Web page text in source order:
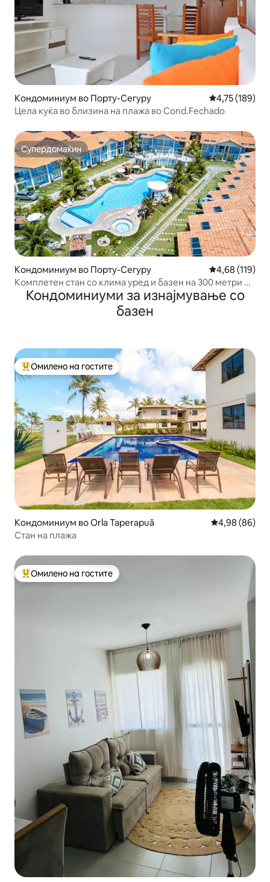
Кондоминиум во Порту-Сегуру Просечна
4,75 (189)
Цела куќа во близина на плажа во Cond.Fechado
Супердомаќин
Супердомаќин
Кондоминиум во Порту-Сегуру Просечна
4,68 (119)
Комплетен стан со клима уред и базен на 300 метри од
плажата AxéMoi
Кондоминиуми за изнајмување со
базен
Меѓу најуспешните „Омилени на гостите“
Омилено на гостите
Кондоминиум во Orla Taperapuã Просечна
4,98 (86)
Стан на плажа
Меѓу најуспешните „Омилени на гостите“
Омилено на гостите